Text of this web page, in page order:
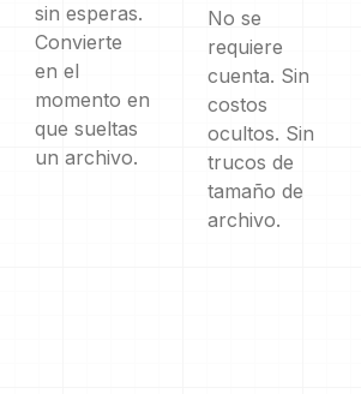
sin esperas.
Convierte
en el
momento en
que sueltas
un archivo.
No se
requiere
cuenta. Sin
costos
ocultos. Sin
trucos de
tamaño de
archivo.